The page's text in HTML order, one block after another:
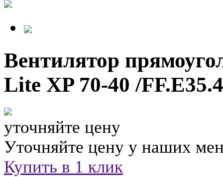
Вентилятор
Lite XP 70-40 /
уточняйте цену
Уточняйте цену у наших
Купить в 1 клик